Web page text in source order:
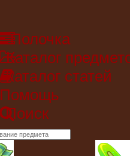
Полочка
Каталог
Каталог статей
Помощь
Поиск